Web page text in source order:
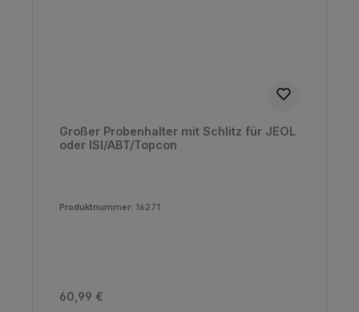
Großer Probenhalter mit Schlitz für JEOL
oder ISI/ABT/Topcon
Produktnummer: 16271
Regulärer Preis:
60,99 €